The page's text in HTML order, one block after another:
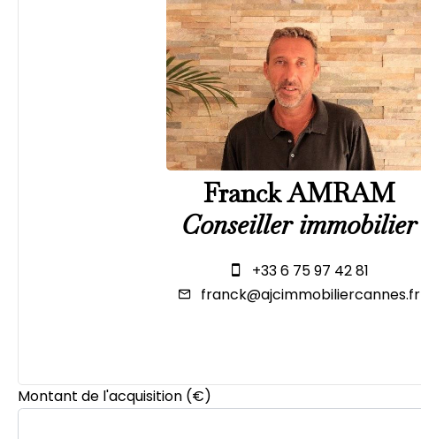
Franck AMRAM
Conseiller immobilier
+33 6 75 97 42 81
franck@ajcimmobiliercannes.fr
Montant de l'acquisition (€)